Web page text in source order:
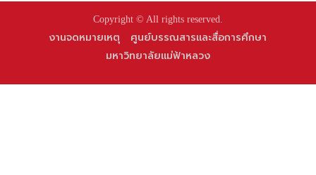
Copyright © All rights reserved.
งานจดหมายเหตุ
ศูนย์บรรณสารและสื่อการศึกษา
มหาวิทยาลัยแม่ฟ้าหลวง